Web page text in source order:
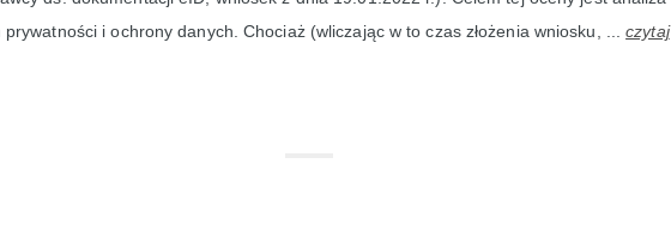
prywatności i ochrony danych. Chociaż (wliczając w to czas złożenia wniosku, ...czytaj